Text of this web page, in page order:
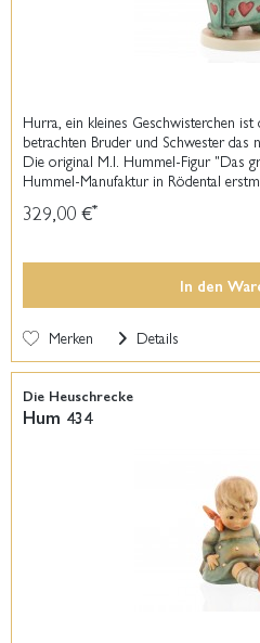
Hurra, ein kleines Geschwisterchen ist
betrachten Bruder und Schwester das
Die original M.I. Hummel-Figur "Das
Hummel-Manufaktur in Rödental
329,00 €*
In den
Merken Details
Die Heuschrecke
Hum 434